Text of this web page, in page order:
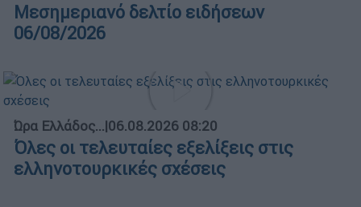
Μεσημεριανό δελτίο ειδήσεων
06/08/2026
Ώρα Ελλάδος...|06.08.2026 08:20
Όλες οι τελευταίες εξελίξεις στις
ελληνοτουρκικές σχέσεις